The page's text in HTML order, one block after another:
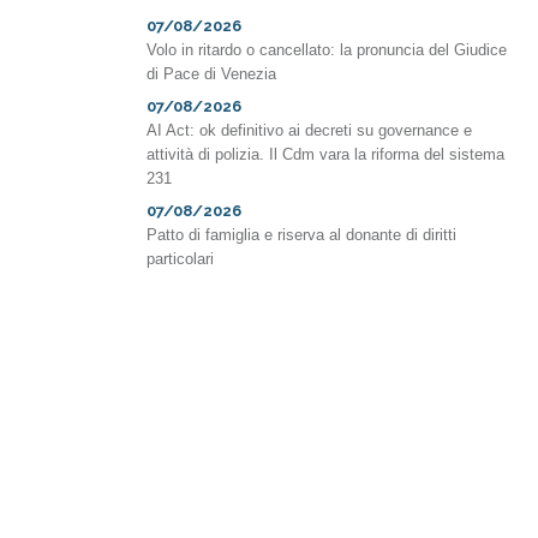
07/08/2026
Volo in ritardo o cancellato: la pronuncia del Giudice
di Pace di Venezia
07/08/2026
AI Act: ok definitivo ai decreti su governance e
attività di polizia. Il Cdm vara la riforma del sistema
231
07/08/2026
Patto di famiglia e riserva al donante di diritti
particolari